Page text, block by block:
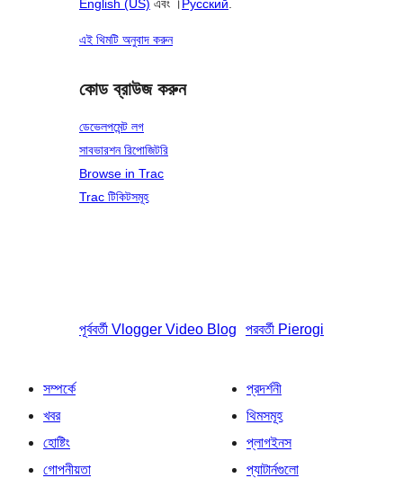
English (US) এবং ।Русский.
এই থিমটি অনুবাদ করুন
কোড ব্রাউজ করুন
ডেভেলপমেন্ট লগ
সাবভারশন রিপোজিটরি
Browse in Trac
Trac টিকিটসমূহ
পূর্ববর্তী Vlogger Video Blog পরবর্তী Pierogi
সম্পর্কে
খবর
হোষ্টিং
গোপনীয়তা
প্রদর্শনী
থিমসমূহ
প্লাগইনস
প্যাটার্নগুলো